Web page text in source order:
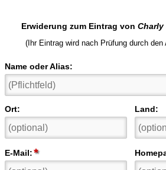
Erwiderung zum Eintrag von Charly
(Ihr Eintrag wird nach Prüfung durch
Name oder Alias:
Ort: Land:
E-Mail: